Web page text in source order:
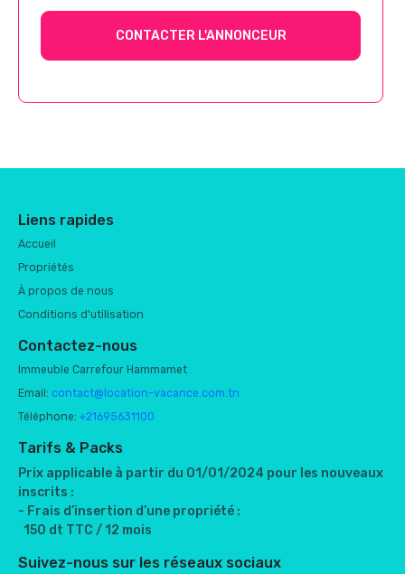
CONTACTER L'ANNONCEUR
Liens rapides
Accueil
Propriétés
À propos de nous
Conditions d'utilisation
Contactez-nous
Immeuble Carrefour Hammamet
Email: contact@location-vacance.com.tn
Téléphone: +21695631100
Tarifs & Packs
Prix applicable à partir du 01/01/2024 pour les nouveaux
inscrits :
- Frais d’insertion d’une propriété :
150 dt TTC / 12 mois
Suivez-nous sur les réseaux sociaux